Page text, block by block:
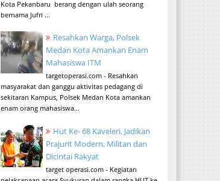
Kota Pekanbaru berang dengan ulah seorang
bernama Jufri ...
Resahkan Warga, Polsek
Medan Kota Amankan Enam
Mahasiswa ITM
targetoperasi.com - Resahkan
masyarakat dan ganggu aktivitas pedagang di
sekitaran Kampus, Polsek Medan Kota amankan
enam orang mahasiswa...
Hut Ke- 68 Kaveleri, Jadikan
Prajurit Modern, Militan dan
Dicintai Rakyat
target operasi.com - Kegiatan